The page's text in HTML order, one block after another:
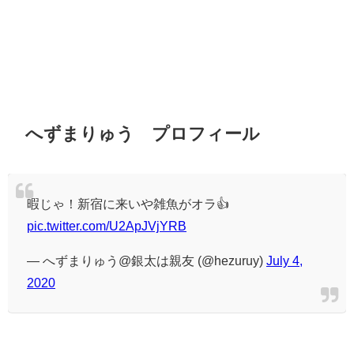
へずまりゅう プロフィール
暇じゃ！新宿に来いや雑魚がオラ👍
pic.twitter.com/U2ApJVjYRB
— へずまりゅう@銀太は親友 (@hezuruy) July 4,
2020